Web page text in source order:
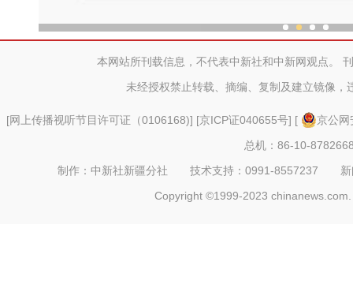
本网站所刊载信息，不代表中新社和中新网观点。
未经授权禁止转载、摘编、复制及建立镜像，
[网上传播视听节目许可证（0106168)] [京ICP证040655号] [
京公
总机：86-10-
制作：中新社新疆分社 技术支持：0991-8557237
Copyright ©1999-2023